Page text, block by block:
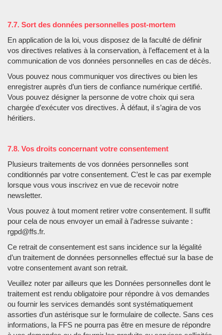
7.7. Sort des données personnelles post-mortem
En application de la loi, vous disposez de la faculté de définir
vos directives relatives à la conservation, à l’effacement et à la
communication de vos données personnelles en cas de décès.
Vous pouvez nous communiquer vos directives ou bien les
enregistrer auprès d’un tiers de confiance numérique certifié.
Vous pouvez désigner la personne de votre choix qui sera
chargée d’exécuter vos directives. À défaut, il s’agira de vos
héritiers.
7.8. Vos droits concernant votre consentement
Plusieurs traitements de vos données personnelles sont
conditionnés par votre consentement. C’est le cas par exemple
lorsque vous vous inscrivez en vue de recevoir notre
newsletter.
Vous pouvez à tout moment retirer votre consentement. Il suffit
pour cela de nous envoyer un email à l’adresse suivante :
rgpd@ffs.fr.
Ce retrait de consentement est sans incidence sur la légalité
d’un traitement de données personnelles effectué sur la base de
votre consentement avant son retrait.
Veuillez noter par ailleurs que les Données personnelles dont le
traitement est rendu obligatoire pour répondre à vos demandes
ou fournir les services demandés sont systématiquement
assorties d’un astérisque sur le formulaire de collecte. Sans ces
informations, la FFS ne pourra pas être en mesure de répondre